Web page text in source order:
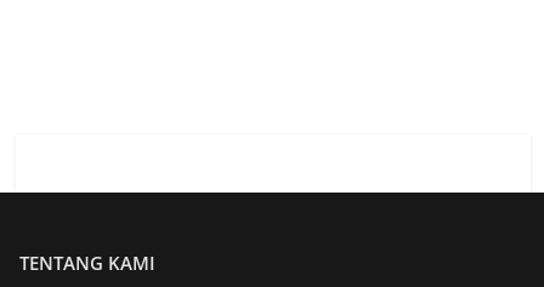
TENTANG KAMI